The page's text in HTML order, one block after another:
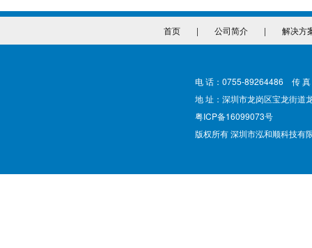
首页 | 公司简介 | 解决方
电 话：0755-89264486 传
地 址：深圳市龙岗区宝龙街道
粤ICP备16099073号
版权所有 深圳市泓和顺科技有